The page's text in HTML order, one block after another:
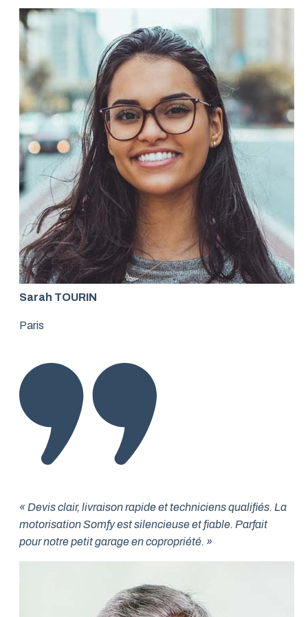
Sarah TOURIN
Paris
« Devis clair, livraison rapide et techniciens qualifiés. La
motorisation Somfy est silencieuse et fiable. Parfait
pour notre petit garage en copropriété. »